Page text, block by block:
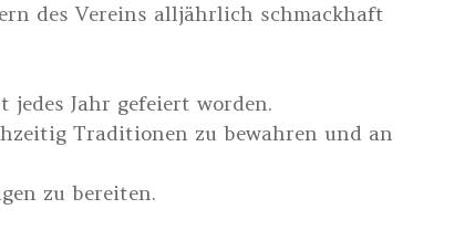
des Vereins alljährlich schmackhaft
jedes Jahr gefeiert worden.
Traditionen zu bewahren und an
zu bereiten.